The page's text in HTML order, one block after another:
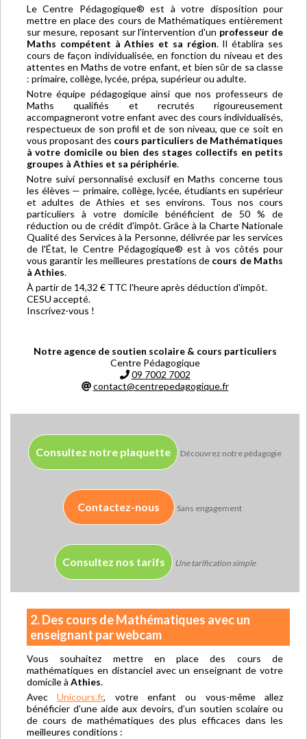
Le Centre Pédagogique® est à votre disposition pour
mettre en place des cours de Mathématiques entièrement
sur mesure, reposant sur l'intervention d'un professeur de
Maths compétent à Athies et sa région. Il établira ses
cours de façon individualisée, en fonction du niveau et des
attentes en Maths de votre enfant, et bien sûr de sa classe
: primaire, collège, lycée, prépa, supérieur ou adulte.
Notre équipe pédagogique ainsi que nos professeurs de
Maths qualifiés et recrutés rigoureusement
accompagneront votre enfant avec des cours individualisés,
respectueux de son profil et de son niveau, que ce soit en
vous proposant des cours particuliers de Mathématiques
à votre domicile ou bien des stages collectifs en petits
groupes à Athies et sa périphérie.
Notre suivi personnalisé exclusif en Maths concerne tous
les élèves — primaire, collège, lycée, étudiants en supérieur
et adultes de Athies et ses environs. Tous nos cours
particuliers à votre domicile bénéficient de 50 % de
réduction ou de crédit d'impôt. Grâce à la Charte Nationale
Qualité des Services à la Personne, délivrée par les services
de l'État, le Centre Pédagogique® est à vos côtés pour
vous garantir les meilleures prestations de cours de Maths
à Athies.
À partir de 14,32 € TTC l'heure après déduction d'impôt.
CESU accepté.
Inscrivez-vous !
Notre agence de soutien scolaire & cours particuliers
Centre Pédagogique
09 7002 7002
contact@centrepedagogique.fr
Consultez notre plaquette Découvrez notre pédagogie
Contactez-nous Sans engagement
Consultez nos tarifs Une tarification simple
2. Des cours de Mathématiques avec un
enseignant par webcam
Vous souhaitez mettre en place des cours de
mathématiques en distanciel avec un enseignant de votre
domicile à Athies.
AvecUnicours.fr, votre enfant ou vous-même allez
bénéficier d’une aide aux devoirs, d’un soutien scolaire ou
de cours de mathématiques des plus efficaces dans les
meilleures conditions :